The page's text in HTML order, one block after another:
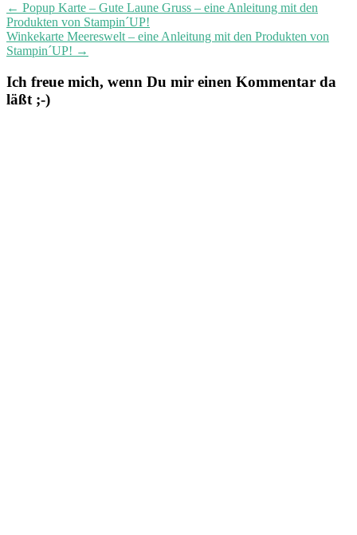
← Popup Karte – Gute Laune Gruss – eine Anleitung mit den
Produkten von Stampin´UP!
Winkekarte Meereswelt – eine Anleitung mit den Produkten von
Stampin´UP! →
Ich freue mich, wenn Du mir einen Kommentar da
läßt ;-)